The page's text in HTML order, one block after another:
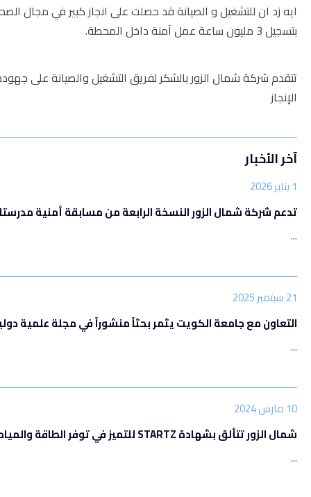
ايه زد ان للتشغيل و الصيانة قد حصلت على انجاز كبير في مجال
بتسجيل 3 مليون ساعة عمل آمنة داخل المحطة.
تتقدم شركة شمال الزور بالشكر لفريق التشغيل والصيانة على
الإنجاز
آخر الأخبار‎
1 يناير 2026
تدعم شركة شمال الزور النسخة الرابعة من مسابقة أمنية مدرستك
...
21 سبتمبر 2025
التعاون مع جامعة الكويت يثمر بحثاً منشوراً في مجلة علمية
...
10 مارس 2024
شمال الزور تتألق بشهادة STARTZ للتميز في توفر الطاقة والمياه
...